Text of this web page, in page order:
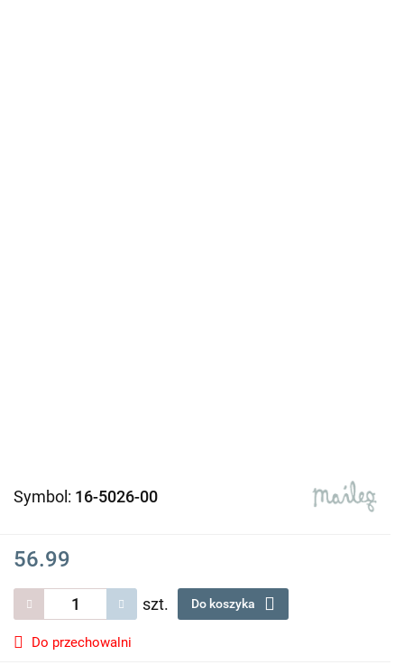
Symbol: 16-5026-00
56.99
szt. Do koszyka
Do przechowalni